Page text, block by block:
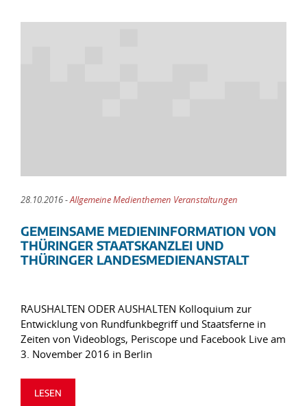
28.10.2016 -Allgemeine Medienthemen Veranstaltungen
GEMEINSAME MEDIENINFORMATION VON
THÜRINGER STAATSKANZLEI UND
THÜRINGER LANDESMEDIENANSTALT
RAUSHALTEN ODER AUSHALTEN Kolloquium zur
Entwicklung von Rundfunkbegriff und Staatsferne in
Zeiten von Videoblogs, Periscope und Facebook Live am
3. November 2016 in Berlin
LESEN